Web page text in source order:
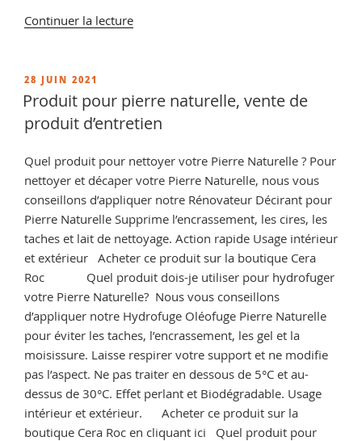
Continuer la lecturede
la
pierre
PUBLIÉ
LE
28 JUIN 2021
Produit pour pierre naturelle, vente de
produit d’entretien
Quel produit pour nettoyer votre Pierre Naturelle ? Pour
nettoyer et décaper votre Pierre Naturelle, nous vous
conseillons d’appliquer notre Rénovateur Décirant pour
Pierre Naturelle Supprime l’encrassement, les cires, les
taches et lait de nettoyage. Action rapide Usage intérieur
et extérieur Acheter ce produit sur la boutique Cera
Roc Quel produit dois-je utiliser pour hydrofuger
votre Pierre Naturelle? Nous vous conseillons
d’appliquer notre Hydrofuge Oléofuge Pierre Naturelle
pour éviter les taches, l’encrassement, les gel et la
moisissure. Laisse respirer votre support et ne modifie
pas l’aspect. Ne pas traiter en dessous de 5°C et au-
dessus de 30°C. Effet perlant et Biodégradable. Usage
intérieur et extérieur. Acheter ce produit sur la
boutique Cera Roc en cliquant ici Quel produit pour